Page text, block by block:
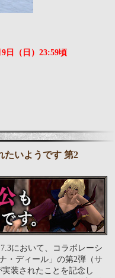
日（日）23:59頃
いようです 第2
において、コラボレーシ
・ディール」の第2弾（サ
装されたことを記念し